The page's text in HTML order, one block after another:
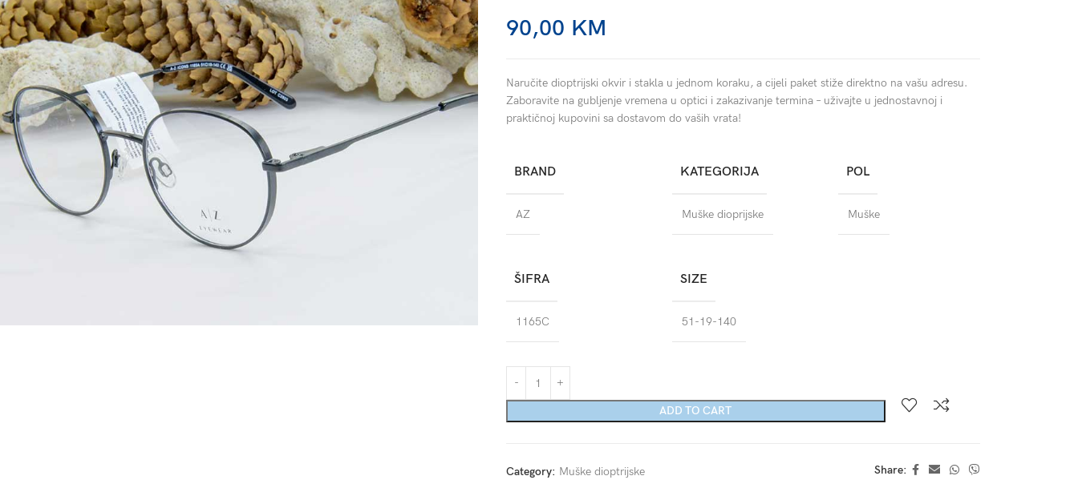
90,00 KM
Naručite dioptrijski okvir i stakla u jednom koraku, a cijeli paket stiže direktno na vašu adresu.
Zaboravite na gubljenje vremena u optici i zakazivanje termina – uživajte u jednostavnoj i
praktičnoj kupovini sa dostavom do vaših vrata!
BRAND
AZ
KATEGORIJA
Muške dioprijske
POL
Muške
ŠIFRA
1165C
SIZE
51-19-140
ADD TO CART
Category: Muške dioptrijske Share: